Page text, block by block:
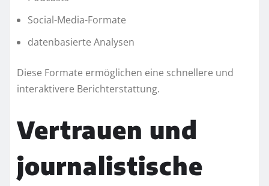
Social-Media-Formate
datenbasierte Analysen
Diese Formate ermöglichen eine schnellere und
interaktivere Berichterstattung.
Vertrauen und
journalistische